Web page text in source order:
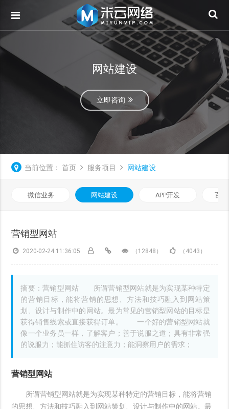
网站建设
立即咨询
当前位置： 首页 服务项目 网站建设
微信业务 网站建设 APP开发 百
营销型网站
2020-02-24 11:36:05 （12848） （4043）
摘要：营销型网站 所谓营销型网站就是为实现某种特定
的营销目标，能将营销的思想、方法和技巧融入到网站策
划、设计与制作中的网站。最为常见的营销型网站的目标是
获得销售线索或直接获得订单。 一个好的营销型网站就
像一个业务员一样，了解客户；善于说服之道；具有非常强
的说服力；能抓住访客的注意力；能洞察用户的需求；
营销型网站
所谓营销型网站就是为实现某种特定的营销目标，能将营销
的思想、方法和技巧融入到网站策划、设计与制作中的网站。最